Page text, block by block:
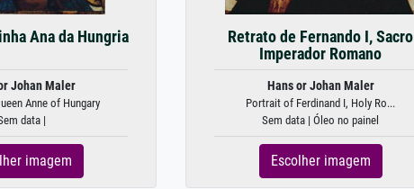
Ana da Hungria
Johan Maler
Anne of Hungary
data |
imagem
Retrato de Fernando I, Sacro
Imperador Romano
Hans or Johan Maler
Portrait of Ferdinand I, Holy Ro...
Sem data | Óleo no painel
Escolher imagem